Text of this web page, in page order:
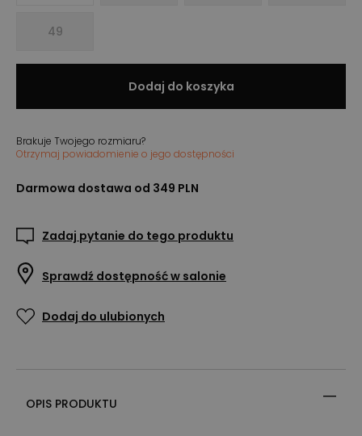
49
Dodaj do koszyka
Brakuje Twojego rozmiaru?
Otrzymaj powiadomienie o jego dostępności
Darmowa dostawa od 349 PLN
Zadaj pytanie do tego produktu
Sprawdź dostępność w salonie
Dodaj do ulubionych
OPIS PRODUKTU